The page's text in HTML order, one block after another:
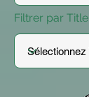
Filtrer par Title